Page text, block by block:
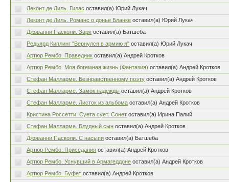
Леконт де Лиль. Гилас оставил(а) Юрий Лукач
Леконт де Лиль. Романс о донье Бланке оставил(а) Юрий Лукач
Джованни Пасколи. Заря оставил(а) Батшеба
Редьярд Киплинг "Вернулся в армию я" оставил(а) Юрий Лукач
Артюр Рембо. Праведник оставил(а) Андрей Кротков
Артюр Рембо. Моя богемная жизнь (Фантазия) оставил(а) Андрей Кротков
Стефан Малларме. Безнравственному поэту оставил(а) Андрей Кротков
Стефан Малларме. Замок надежды оставил(а) Андрей Кротков
Стефан Малларме. Листок из альбома оставил(а) Андрей Кротков
Кристина Россетти. Суета сует. Сонет оставил(а) Ирина Палий
Стефан Малларме. Блудный сын оставил(а) Андрей Кротков
Джованни Пасколи. С насыпи оставил(а) Батшеба
Артюр Рембо. Приседания оставил(а) Андрей Кротков
Артюр Рембо. Уснувший в Армагеддоне оставил(а) Андрей Кротков
Артюр Рембо. Буфет оставил(а) Андрей Кротков